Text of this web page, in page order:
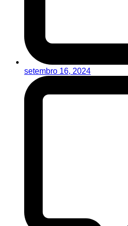
setembro 16, 2024